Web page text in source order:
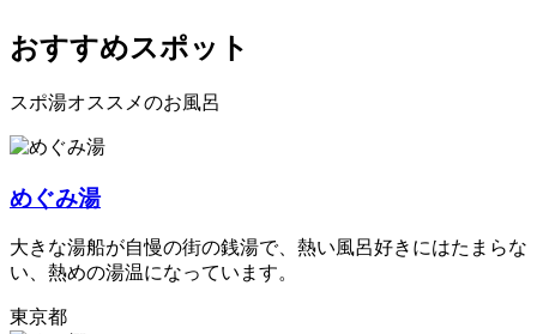
おすすめスポット
スポ湯オススメのお風呂
めぐみ湯
大きな湯船が自慢の街の銭湯で、熱い風呂好きにはたまらな
い、熱めの湯温になっています。
東京都